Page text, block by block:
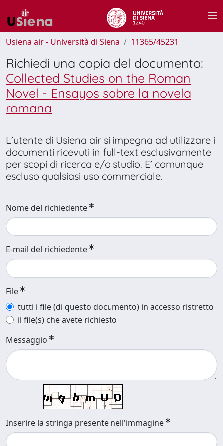
Usiena air - Università di Siena 11365/45231
Richiedi una copia del documento:
Collected Studies on the Roman
Novel - Ensayos sobre la novela
romana
L’utente di Usiena air si impegna ad utilizzare i
documenti ricevuti in full-text esclusivamente
per scopi di ricerca e/o studio. E’ comunque
escluso qualsiasi uso commerciale.
Nome del richiedente
E-mail del richiedente
File
tutti i file (di questo documento) in accesso ristretto
il file(s) che avete richiesto
Messaggio
Inserire la stringa presente nell'immagine